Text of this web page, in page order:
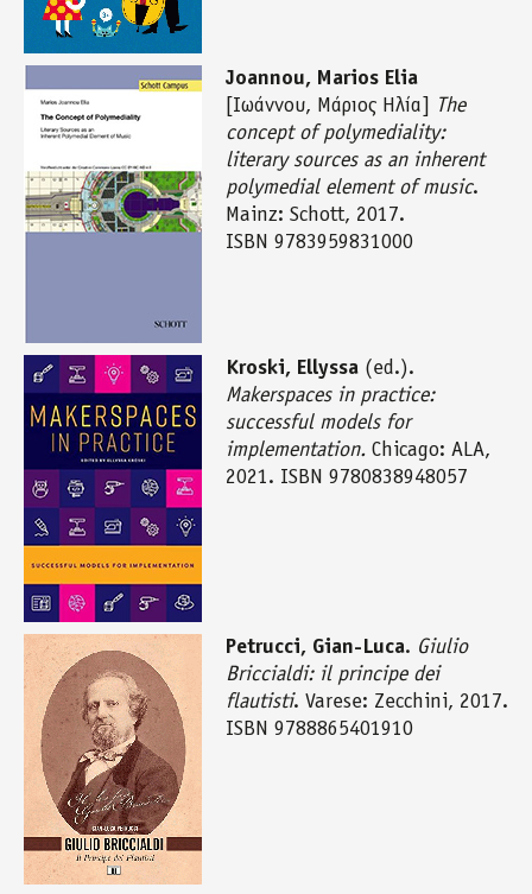
Joannou, Marios Elia
[Ιωάννου, Μάριος Ηλία]
The
concept of polymediality:
literary sources as an inherent
polymedial element of music.
Mainz: Schott, 2017.
ISBN 9783959831000
Kroski, Ellyssa (ed.).
Makerspaces in practice:
successful models for
implementation. Chicago: ALA,
2021. ISBN 9780838948057
Petrucci, Gian-Luca. Giulio
Briccialdi: il principe dei
flautisti. Varese: Zecchini, 2017.
ISBN 9788865401910